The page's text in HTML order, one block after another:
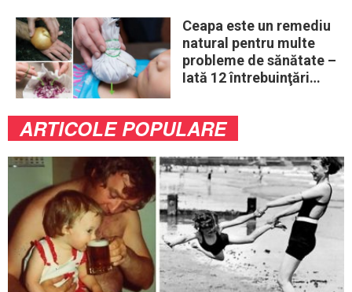
Ceapa este un remediu
natural pentru multe
probleme de sănătate –
Iată 12 întrebuinţări
ARTICOLE POPULARE